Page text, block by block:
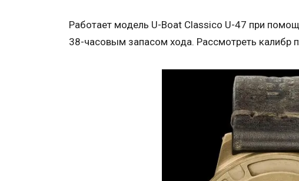
Работает модель U-Boat Classico U-47 при
38-часовым запасом хода. Рассмотреть калибр